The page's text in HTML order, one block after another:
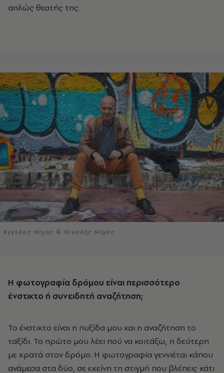
απλώς θεατής της.
Άγγελος Μίχας © Νικολής Μίχας
Η φωτογραφία δρόμου είναι περισσότερο
ένστικτο ή συνειδητή αναζήτηση;
Το ένστικτο είναι η πυξίδα μου και η αναζήτηση το
ταξίδι. Το πρώτο μου λέει πού να κοιτάξω, η δεύτερη
με κρατά στον δρόμο. Η φωτογραφία γεννιέται κάπου
ανάμεσα στα δύο, σε εκείνη τη στιγμή που βλέπεις κάτι